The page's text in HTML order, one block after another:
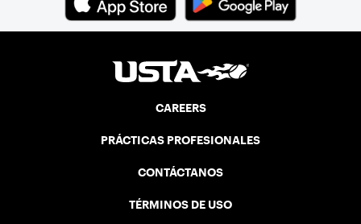
CAREERS
PRÁCTICAS PROFESIONALES
CONTÁCTANOS
TÉRMINOS DE USO